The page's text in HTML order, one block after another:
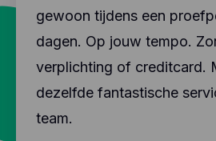
gewoon tijdens een
dagen. Op jouw tempo.
verplichting of creditcard.
dezelfde fantastische
team.